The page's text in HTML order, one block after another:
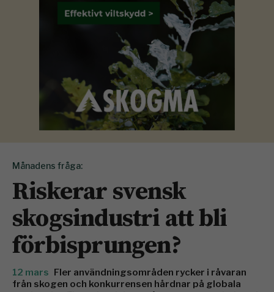
Månadens fråga:
Riskerar svensk
skogsindustri att bli
förbisprungen?
12 mars Fler användningsområden rycker i råvaran
från skogen och konkurrensen hårdnar på globala